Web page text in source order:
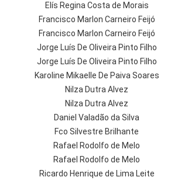
Elís Regina Costa de Morais
Francisco Marlon Carneiro Feijó
Francisco Marlon Carneiro Feijó
Jorge Luís De Oliveira Pinto Filho
Jorge Luís De Oliveira Pinto Filho
Karoline Mikaelle De Paiva Soares
Nilza Dutra Alvez
Nilza Dutra Alvez
Daniel Valadão da Silva
Fco Silvestre Brilhante
Rafael Rodolfo de Melo
Rafael Rodolfo de Melo
Ricardo Henrique de Lima Leite